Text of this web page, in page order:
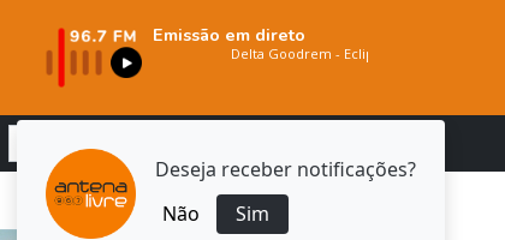
Deseja receber notificações?
Não
Sim
Emissão em direto